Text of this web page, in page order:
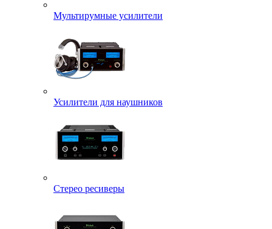
Мультирумные усилители
Усилители для наушников
Стерео ресиверы